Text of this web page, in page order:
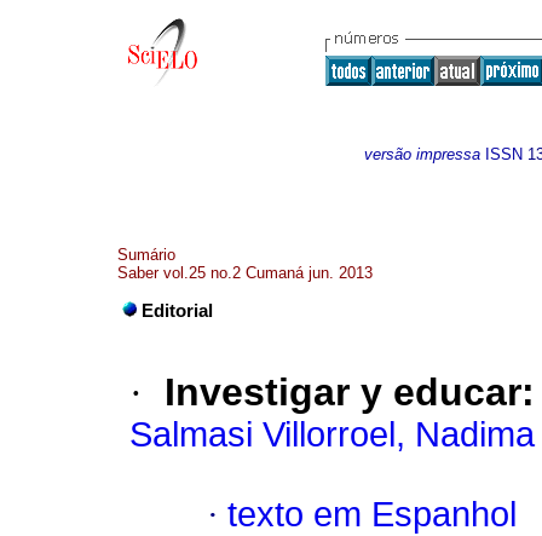
versão impressa ISSN
Sumário
Saber vol.25 no.2 Cumaná jun. 2013
Editorial
· Investigar y educar
Salmasi Villorroel, Nadima
· texto em Espanhol